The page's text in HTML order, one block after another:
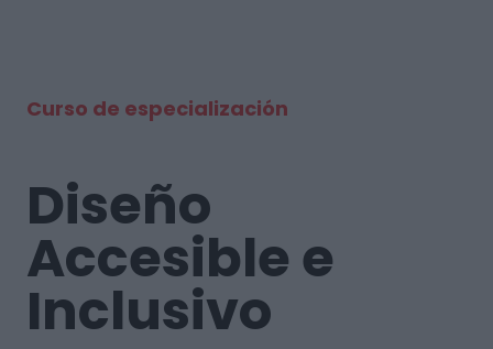
BLOG
Curso de especialización
Diseño
Accesible e
Inclusivo